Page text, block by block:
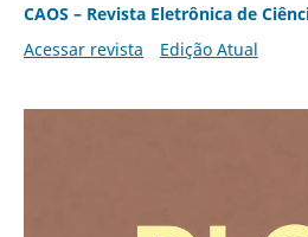
CAOS – Revista Eletrônica de
Acessar revista
Edição Atual